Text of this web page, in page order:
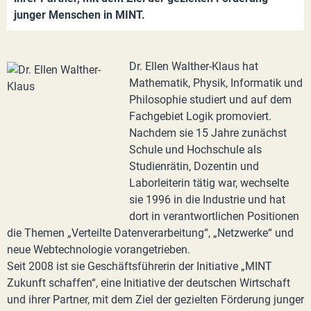
junger Menschen in MINT.
Dr. Ellen Walther-Klaus hat
Mathematik, Physik, Informatik und
Philosophie studiert und auf dem
Fachgebiet Logik promoviert.
Nachdem sie 15 Jahre zunächst
Schule und Hochschule als
Studienrätin, Dozentin und
Laborleiterin tätig war, wechselte
sie 1996 in die Industrie und hat
dort in verantwortlichen Positionen
die Themen „Verteilte Datenverarbeitung“, „Netzwerke“ und
neue Webtechnologie vorangetrieben.
Seit 2008 ist sie Geschäftsführerin der Initiative „MINT
Zukunft schaffen“, eine Initiative der deutschen Wirtschaft
und ihrer Partner, mit dem Ziel der gezielten Förderung junger